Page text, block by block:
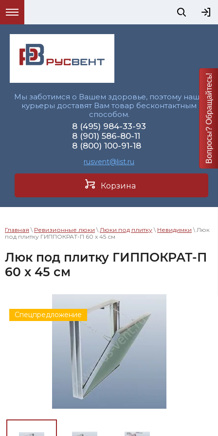
Мы заботимся о Вашем здоровье, поэтому наши
курьеры доставят Вам товар бесконтактным
способом.
8 (495) 984-33-93
8 (901) 586-80-11
8 (800) 100-91-18
rusvent@list.ru
Корзина
Главная \ Ревизионные люки \ Люки под плитку \ Невидимки \ Люк
под плитку ГИППОКРАТ-П 60 x 45 см
Люк под плитку ГИППОКРАТ-П
60 x 45 см
Спецпредложение
Вопросы? Обращайтесь!